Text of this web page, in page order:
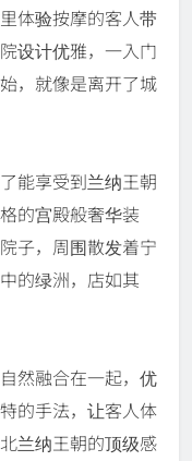
体验按摩的客人带
设计优雅，一入门
，就像是离开了城
能享受到兰纳王朝
的宫殿般奢华装
子，周围散发着宁
的绿洲，店如其
然融合在一起，优
的手法，让客人体
兰纳王朝的顶级感